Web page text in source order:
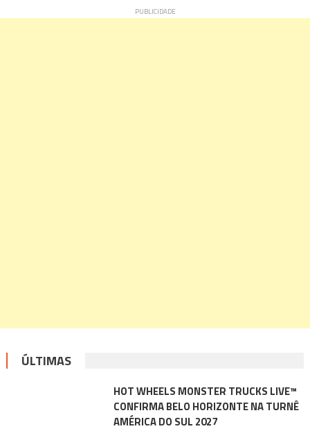
ÚLTIMAS
HOT WHEELS MONSTER TRUCKS LIVE™
CONFIRMA BELO HORIZONTE NA TURNÊ
AMÉRICA DO SUL 2027